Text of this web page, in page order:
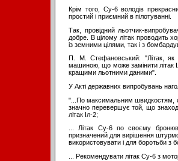
Крім того, Су-6 володів
простий і приємний в пілотуванні.
Так, провідний льотчик-
добре. В цілому літак проводить
із земними цілями, так і з
П. М. Стефановський: "Літак, як
машиною, що може замінити літак
кращими льотними даними".
У Акті державних випробувань
"...По максимальним швидкостям,
значно перевершує той, що
літак Іл-2;
... Літак Су-6 по своєму
призначений для вирішення
використовувати і для боротьби з
... Рекомендувати літак Су-6 з